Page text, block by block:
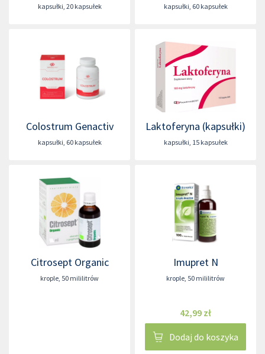
kapsułki, 20 kapsułek kapsułki, 60 kapsułek
Colostrum Genactiv
kapsułki, 60 kapsułek
Laktoferyna (kapsułki)
kapsułki, 15 kapsułek
Citrosept Organic
krople, 50 mililitrów
Imupret N
krople, 50 mililitrów
42,99 zł
Dodaj do koszyka